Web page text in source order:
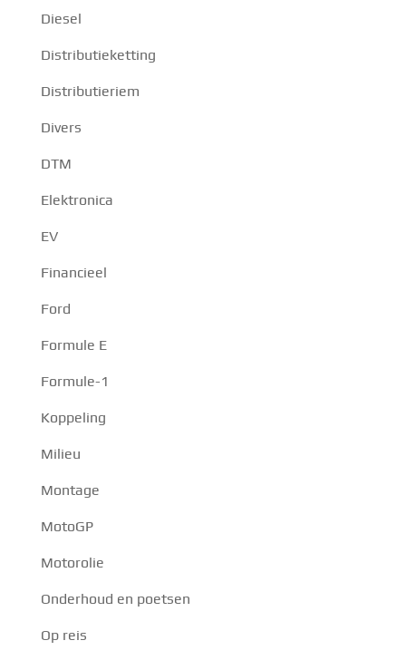
Diesel
Distributieketting
Distributieriem
Divers
DTM
Elektronica
EV
Financieel
Ford
Formule E
Formule-1
Koppeling
Milieu
Montage
MotoGP
Motorolie
Onderhoud en poetsen
Op reis